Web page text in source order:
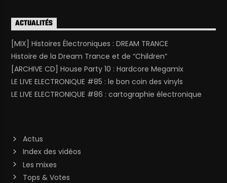
ACTUALITÉS
[MIX] Histoires Électroniques : DREAM TRANCE
Histoire de la Dream Trance et de “Children”
[ARCHIVE CD] House Party 10 : Hardcore Megamix
LE LIVE ELECTRONIQUE #85 : le bon coin des vinyls
LE LIVE ELECTRONIQUE #86 : cartographie électronique
Actus
Index des vidéos
Les mixes
Tops & Votes